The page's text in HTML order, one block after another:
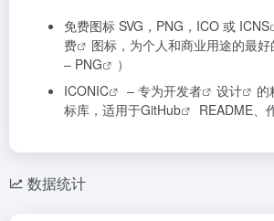
免费图标 SVG，PNG，ICO 或 ICNS
费
图标，为个人和商业用途的最好
– PNG
）
ICONIC
– 专为开发者 设计
的
标库，适用于GitHub README、
数据统计